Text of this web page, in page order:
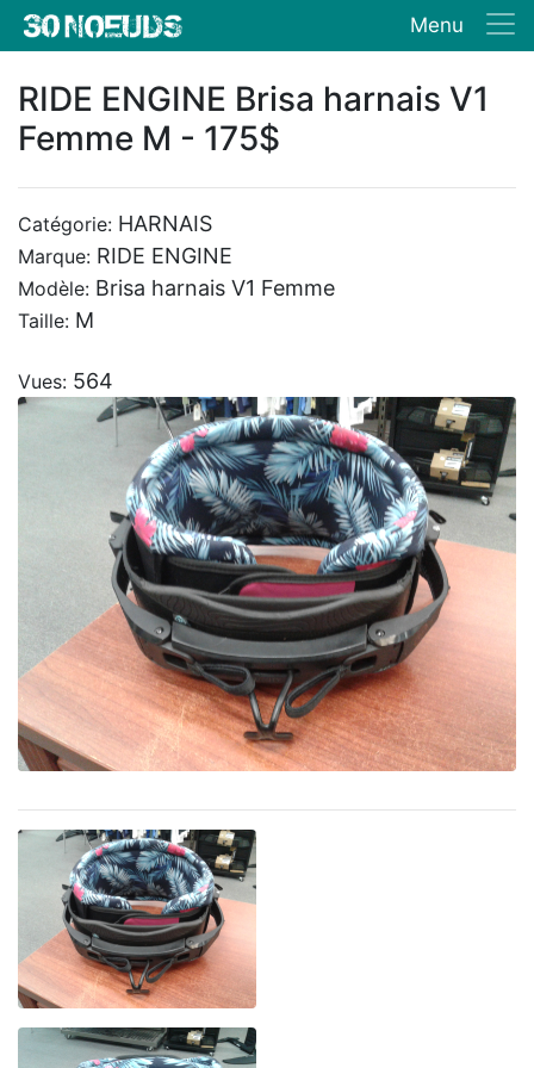
Menu
RIDE ENGINE Brisa harnais V1
Femme M - 175$
Catégorie: HARNAIS
Marque: RIDE ENGINE
Modèle: Brisa harnais V1 Femme
Taille: M
Vues: 564